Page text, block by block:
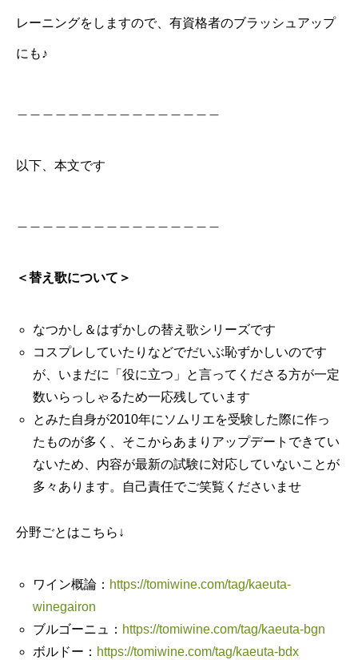
レーニングをしますので、有資格者のブラッシュアップ
にも♪
以下、本文です
＜替え歌について＞
なつかし＆はずかしの替え歌シリーズです
コスプレしていたりなどでだいぶ恥ずかしいのです
が、いまだに「役に立つ」と言ってくださる方が一定
数いらっしゃるため一応残しています
とみた自身が2010年にソムリエを受験した際に作っ
たものが多く、そこからあまりアップデートできてい
ないため、内容が最新の試験に対応していないことが
多々あります。自己責任でご笑覧くださいませ
分野ごとはこちら↓
ワイン概論： https://tomiwine.com/tag/kaeuta-
winegairon
ブルゴーニュ： https://tomiwine.com/tag/kaeuta-bgn
ボルドー： https://tomiwine.com/tag/kaeuta-bdx